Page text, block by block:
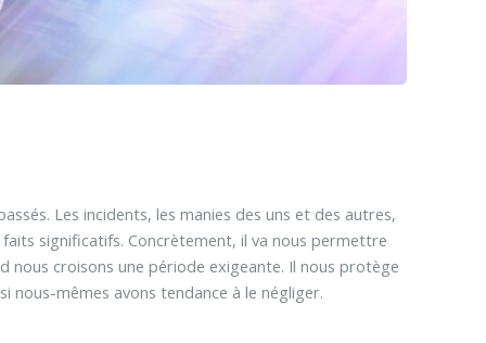
Les incidents, les manies des uns et des autres,
significatifs. Concrètement, il va nous permettre
croisons une période exigeante. Il nous protège
nous-mêmes avons tendance à le négliger.